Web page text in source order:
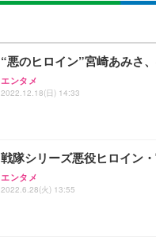
“悪のヒロイン”宮崎あみさ
エンタメ
2022.12.18(日) 14:33
戦隊シリーズ悪役ヒロイン
エンタメ
2022.6.28(火) 13:55